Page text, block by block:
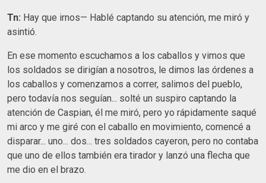
Tn: Hay que irnos— Hablé captando su atención, me miró y
asintió.
En ese momento escuchamos a los caballos y vimos que
los soldados se dirigían a nosotros, le dimos las órdenes a
los caballos y comenzamos a correr, salimos del pueblo,
pero todavía nos seguían... solté un suspiro captando la
atención de Caspian, él me miró, pero yo rápidamente saqué
mi arco y me giré con el caballo en movimiento, comencé a
disparar... uno... dos... tres soldados cayeron, pero no contaba
que uno de ellos también era tirador y lanzó una flecha que
me dio en el brazo.